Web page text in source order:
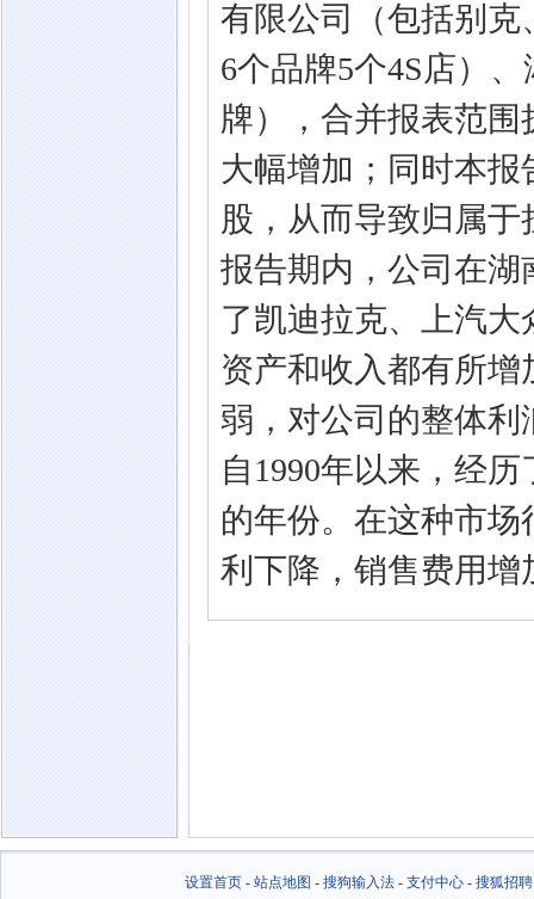
有限公司（包括别
6个品牌5个4S店）
牌），合并报表范
大幅增加；同时本
股，从而导致归属
报告期内，公司在
了凯迪拉克、上汽大
资产和收入都有所
弱，对公司的整体
自1990年以来，经
的年份。在这种市
利下降，销售费用
设置首页- 站点地图 - 搜狗输入法- 支付中心- 搜狐招聘